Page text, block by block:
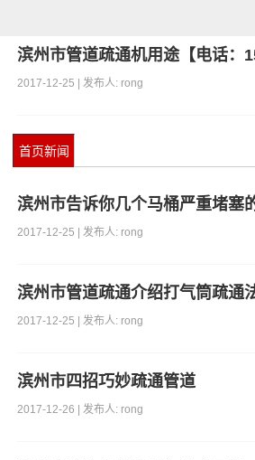
滨州市管道疏通机用途【电话：
2017-12-25 | 发布人: rong
首页新闻
滨州市告诉你几个马桶严重堵塞
2017-12-25 | 发布人: rong
滨州市管道疏通介绍打气筒疏通
2017-12-25 | 发布人: rong
滨州市四招巧妙疏通管道
2017-12-26 | 发布人: rong